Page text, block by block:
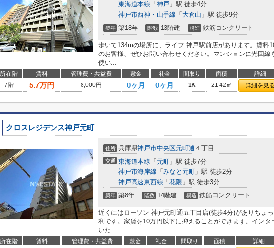
東海道本線 「 神戸 」駅 徒歩4分
神戸市西神・山手線 「 大倉山 」駅 徒歩9分
築年 築18年 階数 13階建 構造 鉄筋コンクリート
歩いて134mの場所に、ライフ 神戸駅前店があります。賃料
のお客様、ぜひお問い合わせください。マンションに光回線
使い...
所在階 賃料 管理費・共益費 敷金 礼金 間取り 面積 詳細
7階
5.7万円 8,000円 0ヶ月 0ヶ月 1K 21.42㎡ 詳細を見
クロスレジデンス神戸元町
住所 兵庫県神戸市中央区元町通 ４丁目
交通 東海道本線 「 元町 」駅 徒歩7分
神戸市海岸線 「 みなと元町 」駅 徒歩2分
神戸高速東西線 「 花隈 」駅 徒歩3分
築年 築8年 階数 14階建 構造 鉄筋コンクリート
近くにはローソン 神戸元町通五丁目店(徒歩4分)がありちょ
利です。家賃を10万円以下に抑えることができます。インタ
いた...
所在階 賃料 管理費・共益費 敷金 礼金 間取り 面積 詳細